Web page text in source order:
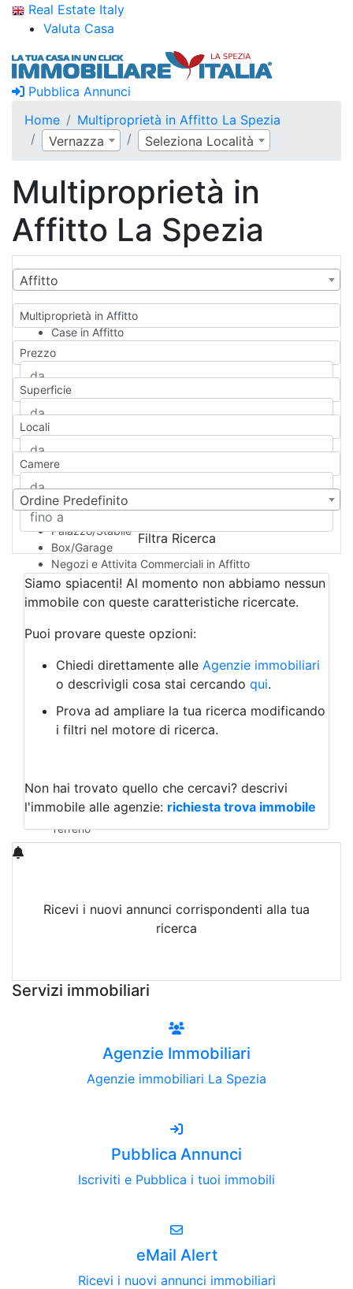
Real Estate Italy
Valuta Casa
Pubblica Annunci
Home
Multiproprietà in Affitto La Spezia
Vernazza
Seleziona Località
Multiproprietà in
Affitto La Spezia
Affitto
Multiproprietà in Affitto
Case in Affitto
Qualsiasi
Appartamento
Casa indipendente
Casa Semi-indipendente
Attico/Mansarda
Rustico/Casale
Camera d'Albergo
Multiproprietà
Palazzo/Stabile
Box/Garage
Negozi e Attivita Commerciali in Affitto
Qualsiasi
Attività/Licenza Commerciale
Azienda Agricola
Bar/Ristorante
Albergo
Laboratorio Artigianale
Negozio/locale commerciale
Agriturismo
Magazzini
Qualsiasi
Terreno edificabile
Terreno
Prezzo
Superficie
Locali
Camere
Ordine Predefinito
Filtra Ricerca
Siamo spiacenti! Al momento non abbiamo nessun
immobile con queste caratteristiche ricercate.
Puoi provare queste opzioni:
Chiedi direttamente alle Agenzie immobiliari
o descrivigli cosa stai cercando qui.
Prova ad ampliare la tua ricerca modificando
i filtri nel motore di ricerca.
Non hai trovato quello che cercavi? descrivi
l'immobile alle agenzie: richiesta trova immobile
Ricevi i nuovi annunci corrispondenti alla tua
ricerca
Servizi immobiliari
Agenzie Immobiliari
Agenzie immobiliari La Spezia
Pubblica Annunci
Iscriviti e Pubblica i tuoi immobili
eMail Alert
Ricevi i nuovi annunci immobiliari